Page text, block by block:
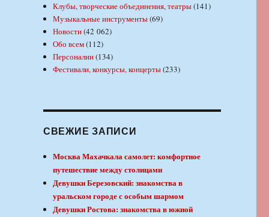
Клубы, творческие объединения, театры(141)
Музыкальные инструменты(69)
Новости(42 062)
Обо всем(112)
Персоналии(134)
Фестивали, конкурсы, концерты(233)
СВЕЖИЕ ЗАПИСИ
Москва Махачкала самолет: комфортное
путешествие между столицами
Девушки Березовский: знакомства в
уральском городе с особым шармом
Девушки Ростова: знакомства в южной